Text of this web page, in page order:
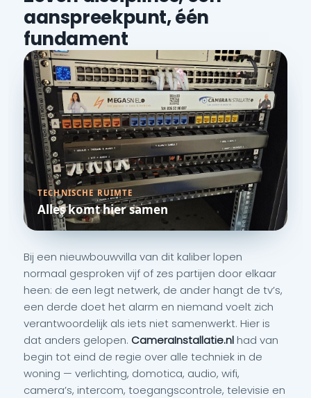
aanspreekpunt, één
fundament
Bij een nieuwbouwvilla van dit kaliber lopen
normaal gesproken vijf of zes partijen door elkaar
heen: de een legt netwerk, de ander hangt de tv’s,
een derde doet het alarm en niemand voelt zich
verantwoordelijk als iets niet samenwerkt. Hier is
dat anders gelopen. CameraInstallatie.nl had van
begin tot eind de regie over alle techniek in de
woning — verlichting, domotica, audio, wifi,
camera’s, intercom, toegangscontrole, televisie en
TECHNISCHE RUIMTE
Alles komt hier samen